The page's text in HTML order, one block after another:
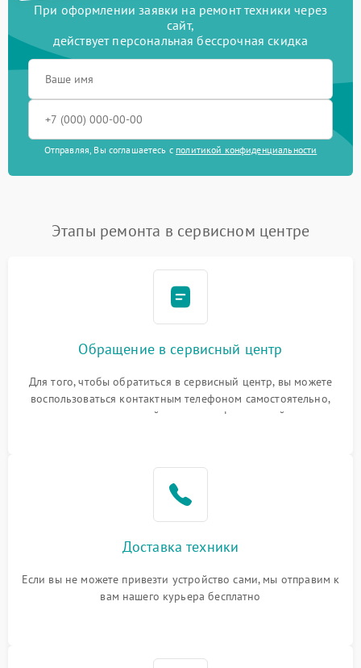
При оформлении заявки на ремонт техники через
сайт,
действует персональная бессрочная скидка
Отправляя, Вы соглашаетесь с политикой конфиденциальности
Этапы ремонта в сервисном центре
Обращение в сервисный центр
Для того, чтобы обратиться в сервисный центр, вы можете
воспользоваться контактным телефоном самостоятельно,
или оставить свой номер телефона на сайте
Доставка техники
Если вы не можете привезти устройство сами, мы отправим к
вам нашего курьера бесплатно